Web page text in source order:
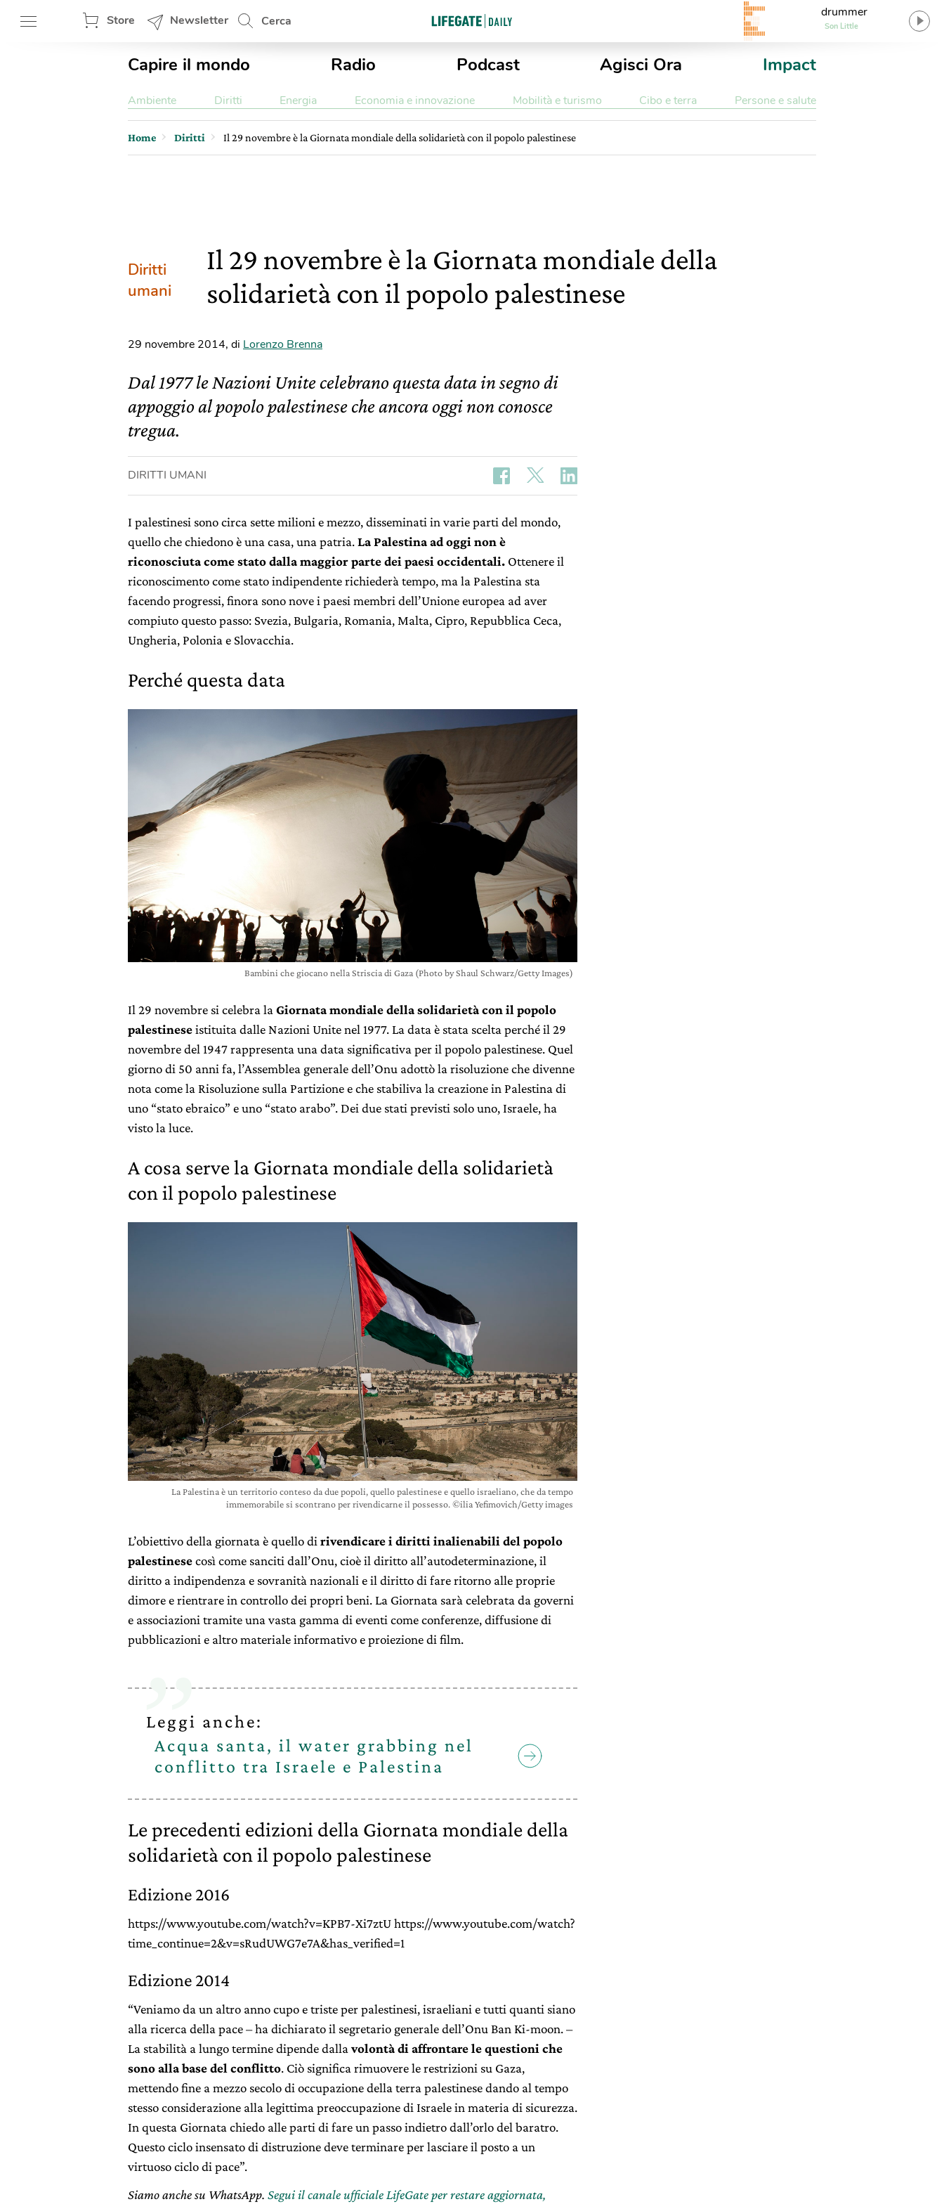
Store Newsletter Cerca
drummer
Son Little
Capire il mondo Radio Podcast Agisci Ora Impact
Ambiente Diritti Energia Economia e innovazione Mobilità e turismo Cibo e terra Persone e salute
Home Diritti Il 29 novembre è la Giornata mondiale della solidarietà con il popolo palestinese
Diritti
umani
Il 29 novembre è la Giornata mondiale della
solidarietà con il popolo palestinese
29 novembre 2014, di Lorenzo Brenna
Dal 1977 le Nazioni Unite celebrano questa data in segno di
appoggio al popolo palestinese che ancora oggi non conosce
tregua.
DIRITTI UMANI
I palestinesi sono circa sette milioni e mezzo, disseminati in varie parti del mondo,
quello che chiedono è una casa, una patria.LaPalestina ad oggi non è
riconosciuta come stato dalla maggior parte dei paesi occidentali. Ottenere il
riconoscimento come stato indipendente richiederà tempo, ma la Palestina sta
facendo progressi, finora sono nove i paesi membri dell’Unione europea ad aver
compiuto questo passo: Svezia, Bulgaria, Romania, Malta, Cipro, Repubblica Ceca,
Ungheria, Polonia e Slovacchia.
Perché questa data
Bambini che giocano nella Striscia di Gaza (Photo by Shaul Schwarz/Getty Images)
Il 29 novembre si celebra la Giornata mondiale della solidarietà con il popolo
palestineseistituita dalle Nazioni Unite nel 1977. La data è stata scelta perché il 29
novembre del 1947 rappresenta una data significativa per il popolo palestinese. Quel
giorno di 50 anni fa, l’Assemblea generale dell’Onu adottò la risoluzione che divenne
nota come la Risoluzione sulla Partizione e che stabiliva la creazione in Palestina di
uno “stato ebraico” e uno “stato arabo”. Dei due stati previsti solo uno, Israele, ha
visto la luce.
A cosa serve la Giornata mondiale della solidarietà
con il popolo palestinese
La Palestina è un territorio conteso da due popoli, quello palestinese e quello israeliano, che da tempo
immemorabile si scontrano per rivendicarne il possesso. ©ilia Yefimovich/Getty images
L’obiettivo della giornata è quello di rivendicare i diritti inalienabili del popolo
palestinesecosì come sanciti dall’Onu, cioè il diritto all’autodeterminazione, il
diritto a indipendenza e sovranità nazionali e il diritto di fare ritorno alle proprie
dimore e rientrare in controllo dei propri beni. La Giornata sarà celebrata da governi
e associazioni tramite una vasta gamma di eventi come conferenze, diffusione di
pubblicazioni e altro materiale informativo e proiezione di film.
Leggi anche:
Acqua santa, il water grabbing nel
conflitto tra Israele e Palestina
Le precedenti edizioni della Giornata mondiale della
solidarietà con il popolo palestinese
Edizione 2016
https://www.youtube.com/watch?v=KPB7-Xi7ztU https://www.youtube.com/watch?
time_continue=2&v=sRudUWG7e7A&has_verified=1
Edizione 2014
“Veniamo da un altro anno cupo e triste per palestinesi, israeliani e tutti quanti siano
alla ricerca della pace – ha dichiarato il segretario generale dell’Onu Ban Ki-moon. –
La stabilità a lungo termine dipende dalla volontà di affrontare le questioni che
sono alla base del conflitto. Ciò significa rimuovere le restrizioni su Gaza,
mettendo fine a mezzo secolo di occupazione della terra palestinese dando al tempo
stesso considerazione alla legittima preoccupazione di Israele in materia di sicurezza.
In questa Giornata chiedo alle parti di fare un passo indietro dall’orlo del baratro.
Questo ciclo insensato di distruzione deve terminare per lasciare il posto a un
virtuoso ciclo di pace”.
Siamo anche su WhatsApp. Segui il canale ufficiale LifeGate per restare aggiornata,